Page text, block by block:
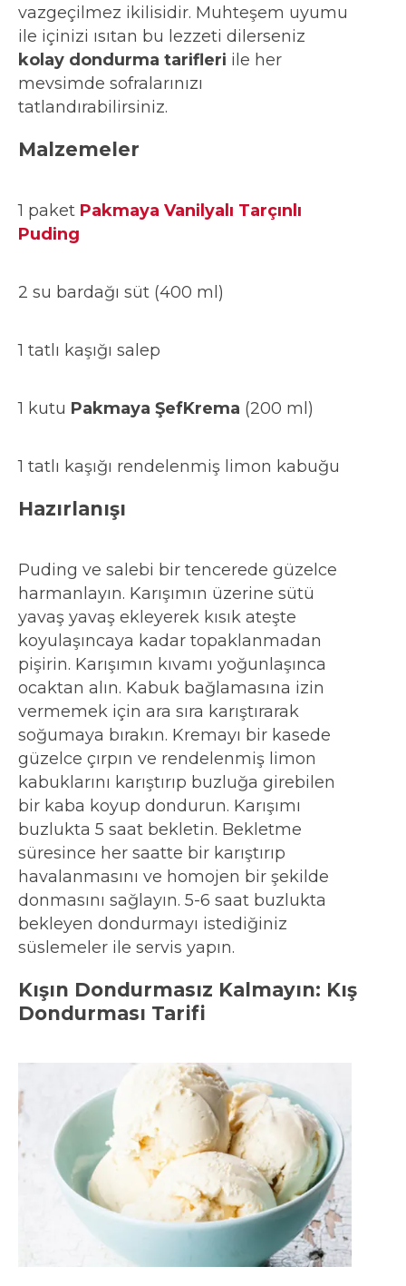
vazgeçilmez ikilisidir. Muhteşem uyumu
ile içinizi ısıtan bu lezzeti dilerseniz
kolay dondurma tarifleri ile her
mevsimde sofralarınızı
tatlandırabilirsiniz.
Malzemeler
1 paket Pakmaya Vanilyalı Tarçınlı
Puding
2 su bardağı süt (400 ml)
1 tatlı kaşığı salep
1 kutu Pakmaya ŞefKrema (200 ml)
1 tatlı kaşığı rendelenmiş limon kabuğu
Hazırlanışı
Puding ve salebi bir tencerede güzelce
harmanlayın. Karışımın üzerine sütü
yavaş yavaş ekleyerek kısık ateşte
koyulaşıncaya kadar topaklanmadan
pişirin. Karışımın kıvamı yoğunlaşınca
ocaktan alın. Kabuk bağlamasına izin
vermemek için ara sıra karıştırarak
soğumaya bırakın. Kremayı bir kasede
güzelce çırpın ve rendelenmiş limon
kabuklarını karıştırıp buzluğa girebilen
bir kaba koyup dondurun. Karışımı
buzlukta 5 saat bekletin. Bekletme
süresince her saatte bir karıştırıp
havalanmasını ve homojen bir şekilde
donmasını sağlayın. 5-6 saat buzlukta
bekleyen dondurmayı istediğiniz
süslemeler ile servis yapın.
Kışın Dondurmasız Kalmayın: Kış
Dondurması Tarifi